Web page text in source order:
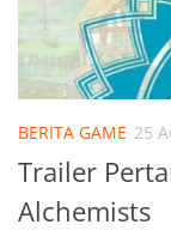
BERITA GAME 25
Trailer
Alchemists